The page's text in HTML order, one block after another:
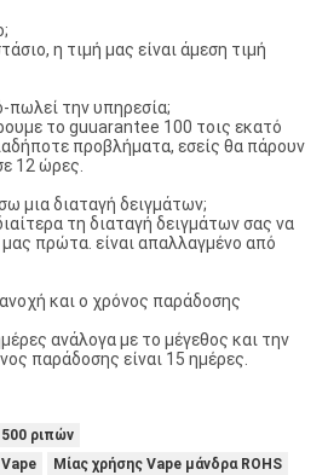
η τιμή μας είναι άμεση τιμή
πωλεί την υπηρεσία;
το guuarantee 100 τοις εκατό
προβλήματα, εσείς θα πάρουν
12 ώρες.
μια διαταγή δειγμάτων;
τη διαταγή δειγμάτων σας να
πρώτα. είναι απαλλαγμένο από
και ο χρόνος παράδοσης
ανάλογα με το μέγεθος και την
παράδοσης είναι 15 ημέρες.
ριπών
Μίας χρήσης Vape μάνδρα ROHS